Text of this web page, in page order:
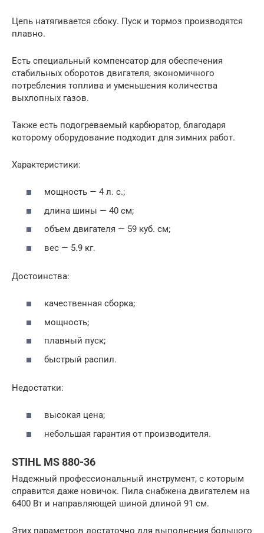
Цепь натягивается сбоку. Пуск и тормоз производятся
плавно.
Есть специальный компенсатор для обеспечения
стабильных оборотов двигателя, экономичного
потребления топлива и уменьшения количества
выхлопных газов.
Также есть подогреваемый карбюратор, благодаря
которому оборудование подходит для зимних работ.
Характеристики:
мощность — 4 л. с.;
длина шины — 40 см;
объем двигателя — 59 куб. см;
вес — 5.9 кг.
Достоинства:
качественная сборка;
мощность;
плавный пуск;
быстрый распил.
Недостатки:
высокая цена;
небольшая гарантия от производителя.
STIHL MS 880-36
Надежный профессиональный инструмент, с которым
справится даже новичок. Пила снабжена двигателем на
6400 Вт и направляющей шиной длиной 91 см.
Этих параметров достаточно для выполнения большого